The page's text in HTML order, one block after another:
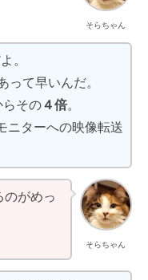
そらちゃん
。
って早いんだ。
らその４倍。
ニターへの映像転送
そらちゃん
のがめっ